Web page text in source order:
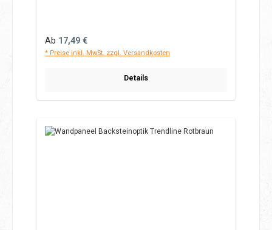
Regulärer Preis:
Ab 17,49 €
* Preise inkl. MwSt. zzgl. Versandkosten
Details